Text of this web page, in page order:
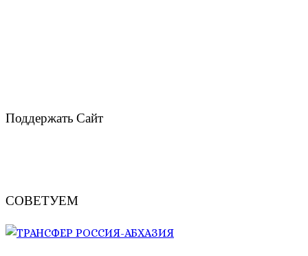
Поддержать Сайт
СОВЕТУЕМ